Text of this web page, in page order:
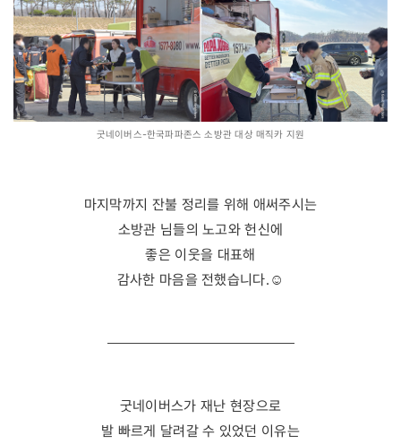
굿네이버스-한국파파존스 소방관 대상 매직카 지원
마지막까지 잔불 정리를 위해 애써주시는
소방관 님들의 노고와 헌신에
좋은 이웃을 대표해
감사한 마음을 전했습니다.☺️
굿네이버스가 재난 현장으로
발 빠르게 달려갈 수 있었던 이유는